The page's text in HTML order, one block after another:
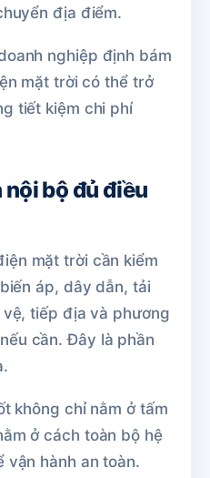
địa điểm.
nghiệp định bám
mặt trời có thể trở
tiết kiệm chi phí
nội bộ đủ điều
mặt trời cần kiểm
áp, dây dẫn, tải
tiếp địa và phương
cần. Đây là phần
không chỉ nằm ở tấm
ở cách toàn bộ hệ
vận hành an toàn.